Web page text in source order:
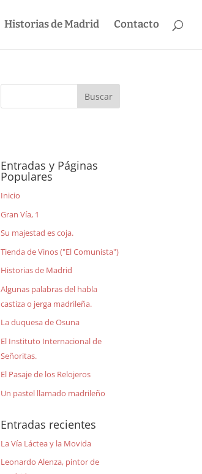
Historias de Madrid Contacto
Entradas y Páginas
Populares
Inicio
Gran Vía, 1
Su majestad es coja.
Tienda de Vinos ("El Comunista")
Historias de Madrid
Algunas palabras del habla
castiza o jerga madrileña.
La duquesa de Osuna
El Instituto Internacional de
Señoritas.
El Pasaje de los Relojeros
Un pastel llamado madrileño
Entradas recientes
La Vía Láctea y la Movida
Leonardo Alenza, pintor de